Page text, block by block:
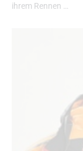
ihrem Rennen …